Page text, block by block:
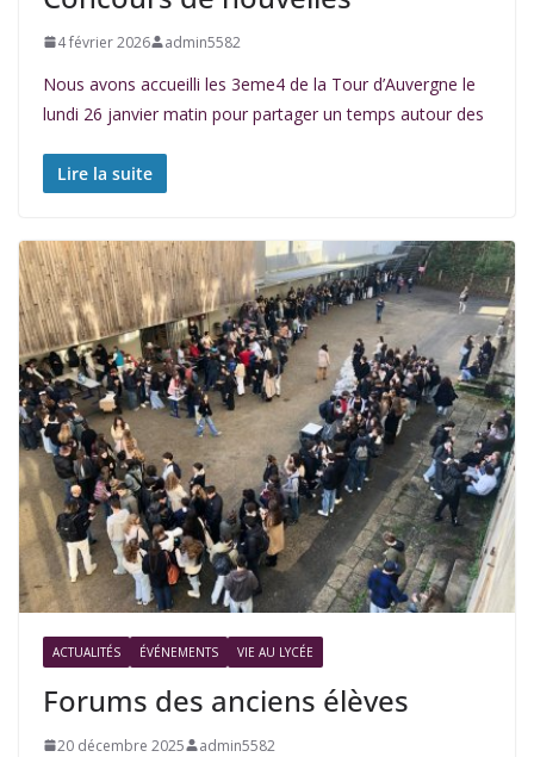
4 février 2026 admin5582
Nous avons accueilli les 3eme4 de la Tour d’Auvergne le
lundi 26 janvier matin pour partager un temps autour des
Lire la suite
ACTUALITÉS ÉVÉNEMENTS VIE AU LYCÉE
Forums des anciens élèves
20 décembre 2025 admin5582